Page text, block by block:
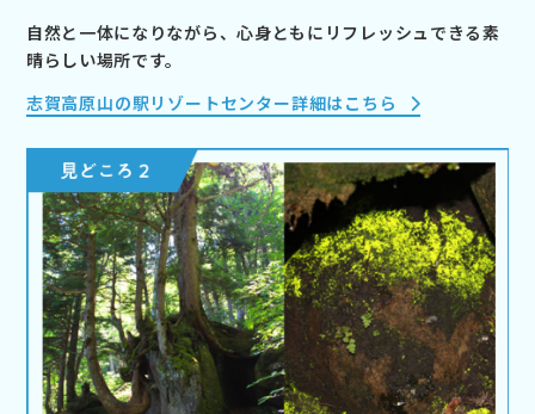
自然と一体になりながら、心身ともにリフレッシュできる素
晴らしい場所です。
志賀高原山の駅リゾートセンター詳細はこちら